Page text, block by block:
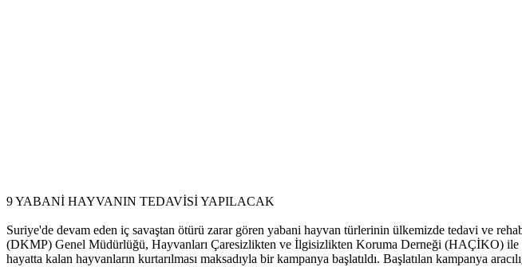
9 YABANİ HAYVANIN TEDAVİSİ YAPILACAK
Suriye'de devam eden iç savaştan ötürü zarar gören yabani hayvan türlerinin ülkemizde tedavi ve
(DKMP) Genel Müdürlüğü, Hayvanları Çaresizlikten ve İlgisizlikten Koruma Derneği (HAÇİKO)
hayatta kalan hayvanların kurtarılması maksadıyla bir kampanya başlatıldı. Başlatılan kampanya